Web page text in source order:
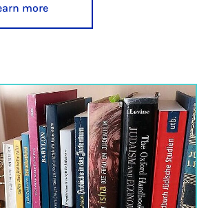
more